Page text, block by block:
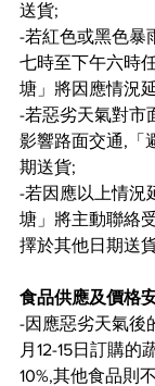
送貨;
-若紅色或黑色暴
七時至下午六時
塘」將因應情況
-若惡劣天氣對市
影響路面交通,「
期送貨;
-若因應以上情況
塘」將主動聯絡
擇於其他日期送
食品供應及價格
-因應惡劣天氣後
月12-15日訂購的
10%,其他食品則